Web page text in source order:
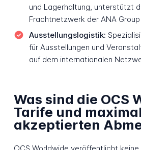
und Lagerhaltung, unterstützt
Frachtnetzwerk der ANA Group
Ausstellungslogistik:
für Ausstellungen und
auf dem internationalen
Was sind die OCS
Tarife und maximal
akzeptierten